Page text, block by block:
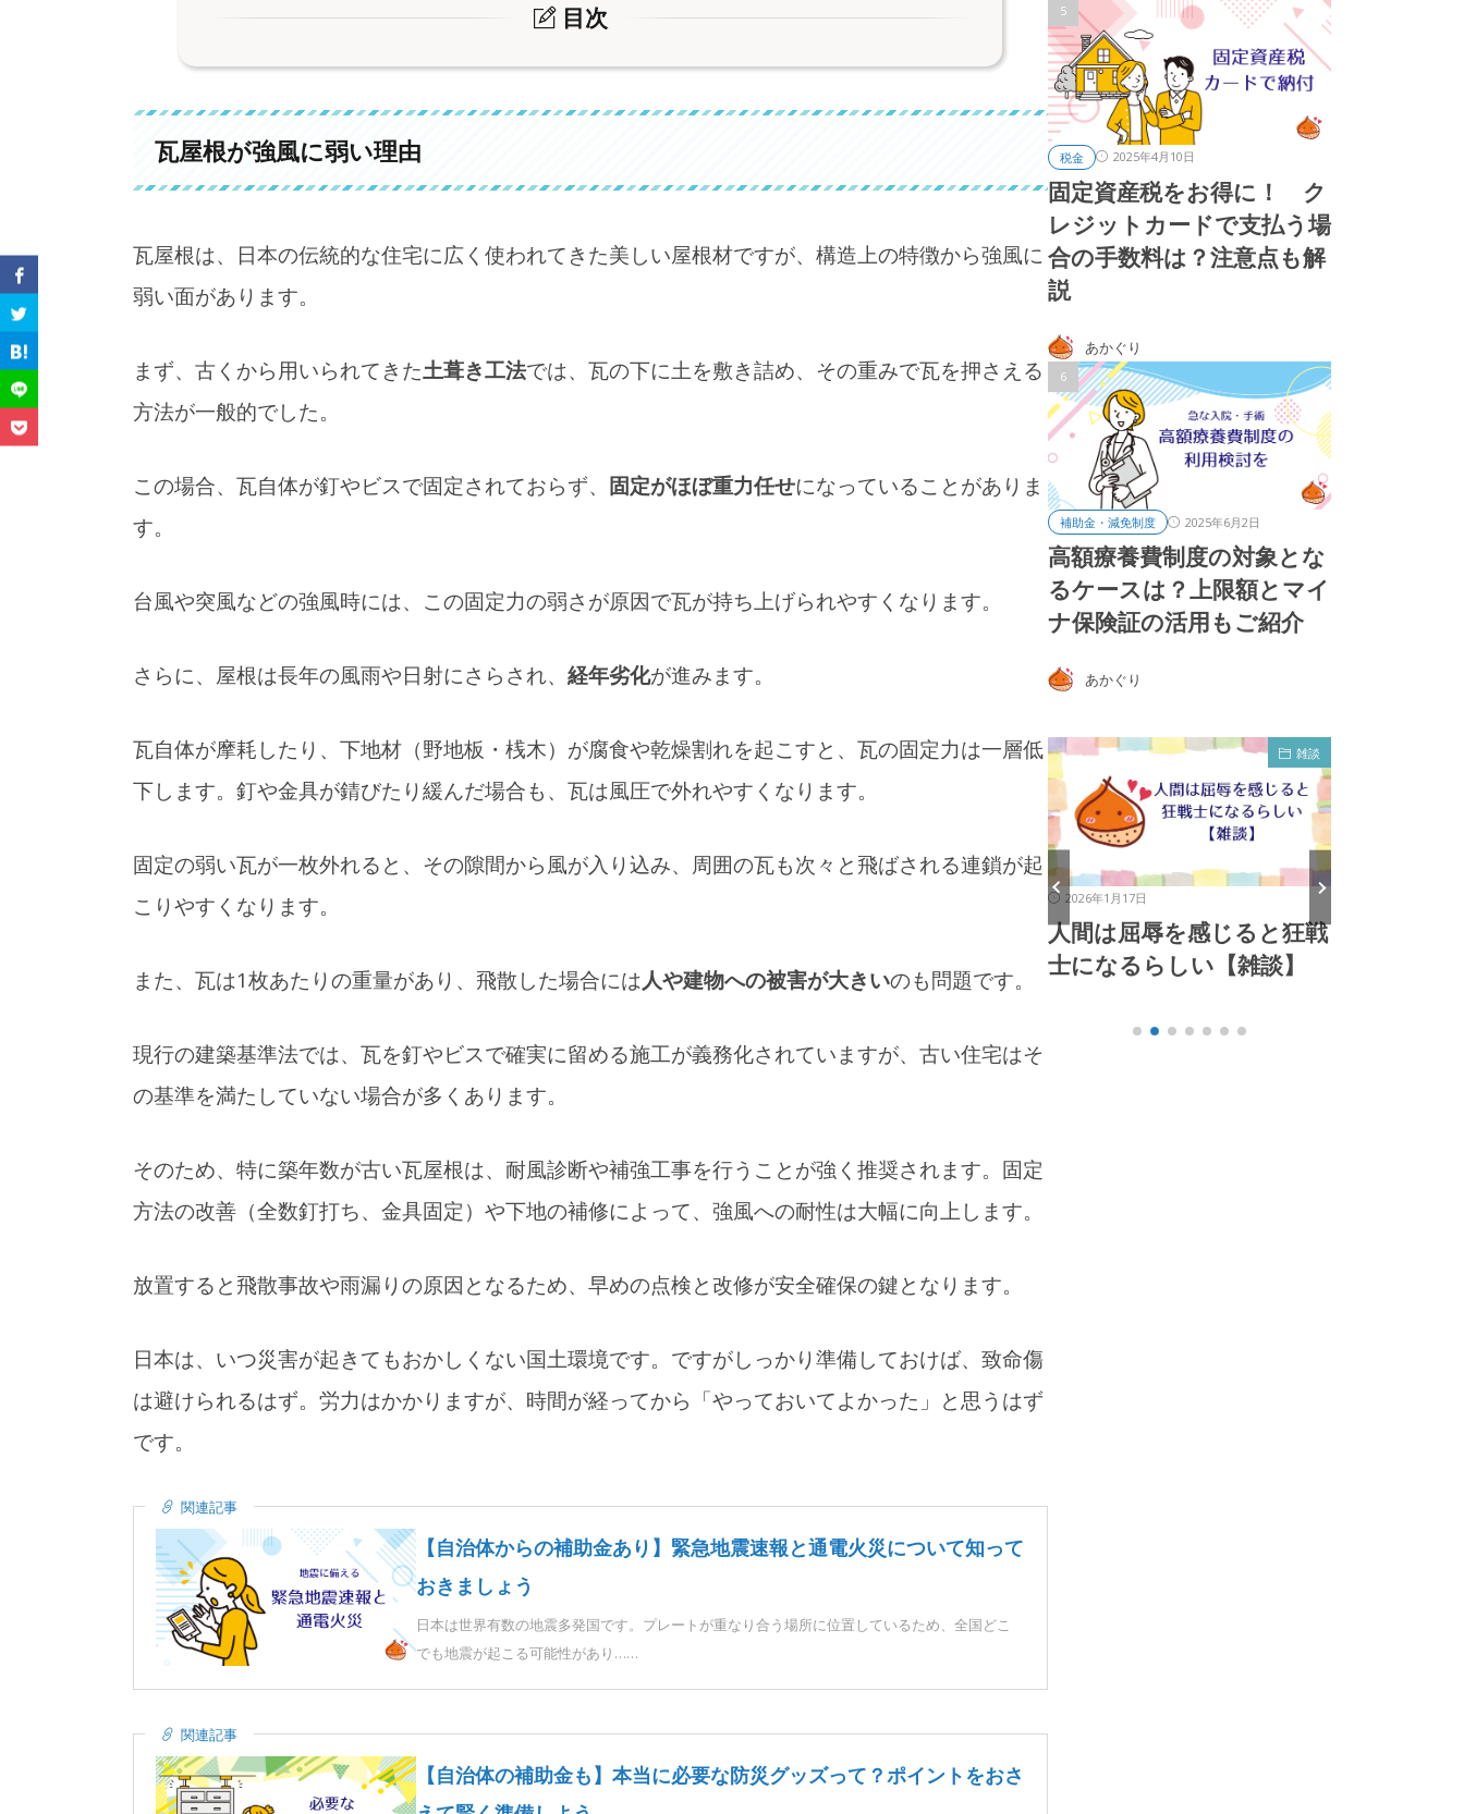
目次
2-1. 補助の対象となる工事・診断の中身（共通例）
3-1. 工事業者を選ぶときのポイント
4-1. まず何をすべきか
瓦屋根が強風に弱い理由
瓦屋根は、日本の伝統的な住宅に広く使われてきた美しい屋根材ですが、構造上の特徴から強風に
弱い面があります。
まず、古くから用いられてきた土葺き工法では、瓦の下に土を敷き詰め、その重みで瓦を押さえる
方法が一般的でした。
この場合、瓦自体が釘やビスで固定されておらず、 固定がほぼ重力任せになっていることがありま
す。
台風や突風などの強風時には、この固定力の弱さが原因で瓦が持ち上げられやすくなります。
さらに、屋根は長年の風雨や日射にさらされ、 経年劣化が進みます。
瓦自体が摩耗したり、下地材（野地板・桟木）が腐食や乾燥割れを起こすと、瓦の固定力は一層低
下します。釘や金具が錆びたり緩んだ場合も、瓦は風圧で外れやすくなります。
固定の弱い瓦が一枚外れると、その隙間から風が入り込み、周囲の瓦も次々と飛ばされる連鎖が起
こりやすくなります。
また、瓦は1枚あたりの重量があり、飛散した場合には人や建物への被害が大きいのも問題です。
現行の建築基準法では、瓦を釘やビスで確実に留める施工が義務化されていますが、古い住宅はそ
の基準を満たしていない場合が多くあります。
そのため、特に築年数が古い瓦屋根は、耐風診断や補強工事を行うことが強く推奨されます。固定
方法の改善（全数釘打ち、金具固定）や下地の補修によって、強風への耐性は大幅に向上します。
放置すると飛散事故や雨漏りの原因となるため、早めの点検と改修が安全確保の鍵となります。
日本は、いつ災害が起きてもおかしくない国土環境です。ですがしっかり準備しておけば、致命傷
は避けられるはず。労力はかかりますが、時間が経ってから「やっておいてよかった」と思うはず
です。
関連記事
【自治体からの補助金あり】緊急地震速報と通電火災について知って
おきましょう
日本は世界有数の地震多発国です。プレートが重なり合う場所に位置しているため、全国どこ
でも地震が起こる可能性があり……
関連記事
【自治体の補助金も】本当に必要な防災グッズって？ポイントをおさ
税金 2025年4月10日
固定資産税をお得に！ ク
レジットカードで支払う場
合の手数料は？注意点も解
説
あかぐり
補助金・減免制度 2025年6月2日
高額療養費制度の対象とな
るケースは？上限額とマイ
ナ保険証の活用もご紹介
あかぐり
雑談
2025年12月31日
のは、知らない誰かのお
かげ【雑談】
雑談
【雑談】
雑談
士になるらしい【雑談】
雑談
2026年1月13日
道徳なんて、誰かに教えて
もらって身につくもので